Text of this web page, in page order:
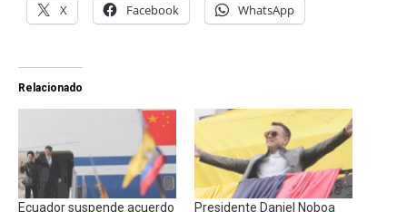
X Facebook WhatsApp
Relacionado
Ecuador suspende acuerdo Presidente Daniel Noboa